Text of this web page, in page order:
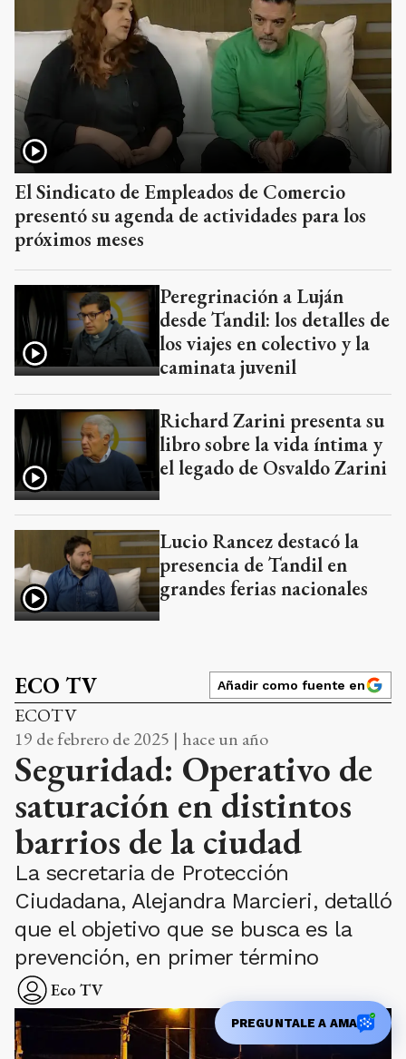
El Sindicato de Empleados de Comercio
presentó su agenda de actividades para los
próximos meses
Peregrinación a Luján
desde Tandil: los detalles de
los viajes en colectivo y la
caminata juvenil
Richard Zarini presenta su
libro sobre la vida íntima y
el legado de Osvaldo Zarini
Lucio Rancez destacó la
presencia de Tandil en
grandes ferias nacionales
ECO TV Añadir como fuente en
ECOTV
19 de febrero de 2025 | hace un año
Seguridad: Operativo de
saturación en distintos
barrios de la ciudad
La secretaria de Protección
Ciudadana, Alejandra Marcieri, detalló
que el objetivo que se busca es la
prevención, en primer término
Eco TV
PREGUNTALE A AMA